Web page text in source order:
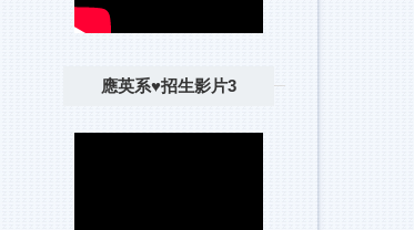
應英系♥招生影片3